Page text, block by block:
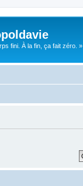
fini. À la fin, ça fait zéro. »